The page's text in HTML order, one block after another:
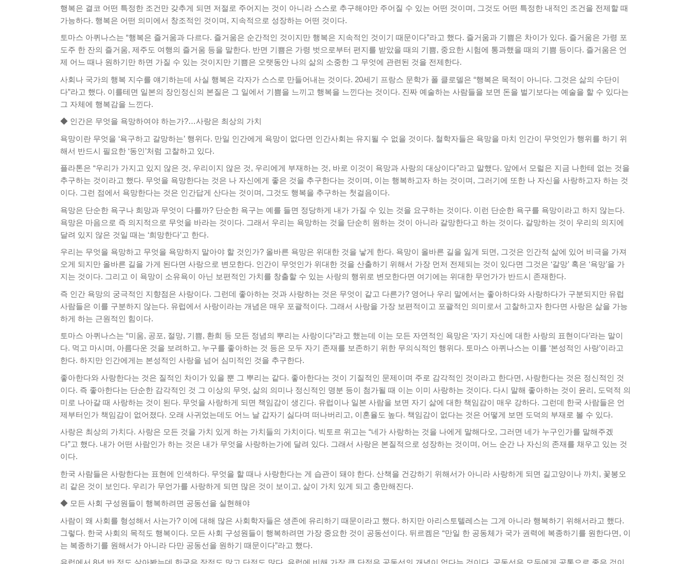
행복은 결코 어떤 특정한 조건만 갖추게 되면 저절로 주어지는 것이 아니라 스스로 추구해야만 주어질 수 있는 어떤 것이며, 그것도 어떤 특정한 내적인 조건을 전제할 때
가능하다. 행복은 어떤 의미에서 창조적인 것이며, 지속적으로 성장하는 어떤 것이다.
토마스 아퀴나스는 “행복은 즐거움과 다르다. 즐거움은 순간적인 것이지만 행복은 지속적인 것이기 때문이다”라고 했다. 즐거움과 기쁨은 차이가 있다. 즐거움은 가령 포
도주 한 잔의 즐거움, 제주도 여행의 즐거움 등을 말한다. 반면 기쁨은 가령 벗으로부터 편지를 받았을 때의 기쁨, 중요한 시험에 통과했을 때의 기쁨 등이다. 즐거움은 언
제 어느 때나 원하기만 하면 가질 수 있는 것이지만 기쁨은 오랫동안 나의 삶의 소중한 그 무엇에 관련된 것을 전제한다.
사회나 국가의 행복 지수를 얘기하는데 사실 행복은 각자가 스스로 만들어내는 것이다. 20세기 프랑스 문학가 폴 클로델은 “행복은 목적이 아니다. 그것은 삶의 수단이
다”라고 했다. 이를테면 일본의 장인정신의 본질은 그 일에서 기쁨을 느끼고 행복을 느낀다는 것이다. 진짜 예술하는 사람들을 보면 돈을 벌기보다는 예술을 할 수 있다는
그 자체에 행복감을 느낀다.
◆ 인간은 무엇을 욕망하여야 하는가?…사랑은 최상의 가치
욕망이란 무엇을 ‘욕구하고 갈망하는’ 행위다. 만일 인간에게 욕망이 없다면 인간사회는 유지될 수 없을 것이다. 철학자들은 욕망을 마치 인간이 무엇인가 행위를 하기 위
해서 반드시 필요한 ‘동인’처럼 고찰하고 있다.
플라톤은 “우리가 가지고 있지 않은 것, 우리이지 않은 것, 우리에게 부재하는 것, 바로 이것이 욕망과 사랑의 대상이다”라고 말했다. 앞에서 모럴은 지금 나한테 없는 것을
추구하는 것이라고 했다. 무엇을 욕망한다는 것은 나 자신에게 좋은 것을 추구한다는 것이며, 이는 행복하고자 하는 것이며, 그러기에 또한 나 자신을 사랑하고자 하는 것
이다. 그런 점에서 욕망한다는 것은 인간답게 산다는 것이며, 그것도 행복을 추구하는 첫걸음이다.
욕망은 단순한 욕구나 희망과 무엇이 다를까? 단순한 욕구는 예를 들면 정당하게 내가 가질 수 있는 것을 요구하는 것이다. 이런 단순한 욕구를 욕망이라고 하지 않는다.
욕망은 마음으로 즉 의지적으로 무엇을 바라는 것이다. 그래서 우리는 욕망하는 것을 단순히 원하는 것이 아니라 갈망한다고 하는 것이다. 갈망하는 것이 우리의 의지에
달려 있지 않은 것일 때는 ‘희망한다’고 한다.
우리는 무엇을 욕망하고 무엇을 욕망하지 말아야 할 것인가? 올바른 욕망은 위대한 것을 낳게 한다. 욕망이 올바른 길을 잃게 되면, 그것은 인간적 삶에 있어 비극을 가져
오게 되지만 올바른 길을 가게 된다면 사랑으로 변모한다. 인간이 무엇인가 위대한 것을 산출하기 위해서 가장 먼저 전제되는 것이 있다면 그것은 ‘갈망’ 혹은 ‘욕망’을 가
지는 것이다. 그리고 이 욕망이 소유욕이 아닌 보편적인 가치를 창출할 수 있는 사랑의 행위로 변모한다면 여기에는 위대한 무언가가 반드시 존재한다.
즉 인간 욕망의 궁극적인 지향점은 사랑이다. 그런데 좋아하는 것과 사랑하는 것은 무엇이 같고 다른가? 영어나 우리 말에서는 좋아하다와 사랑하다가 구분되지만 유럽
사람들은 이를 구분하지 않는다. 유럽에서 사랑이라는 개념은 매우 포괄적이다. 그래서 사랑을 가장 보편적이고 포괄적인 의미로서 고찰하고자 한다면 사랑은 삶을 가능
하게 하는 근원적인 힘이다.
토마스 아퀴나스는 “미움, 공포, 절망, 기쁨, 환희 등 모든 정념의 뿌리는 사랑이다”라고 했는데 이는 모든 자연적인 욕망은 ‘자기 자신에 대한 사랑의 표현이다’라는 말이
다. 먹고 마시며, 아름다운 것을 보려하고, 누구를 좋아하는 것 등은 모두 자기 존재를 보존하기 위한 무의식적인 행위다. 토마스 아퀴나스는 이를 ‘본성적인 사랑’이라고
한다. 하지만 인간에게는 본성적인 사랑을 넘어 심미적인 것을 추구한다.
좋아한다와 사랑한다는 것은 질적인 차이가 있을 뿐 그 뿌리는 같다. 좋아한다는 것이 기질적인 문제이며 주로 감각적인 것이라고 한다면, 사랑한다는 것은 정신적인 것
이다. 즉 좋아한다는 단순한 감각적인 것 그 이상의 무엇, 삶의 의미나 정신적인 명분 등이 첨가될 때 이는 이미 사랑하는 것이다. 다시 말해 좋아하는 것이 윤리, 도덕적 의
미로 나아갈 때 사랑하는 것이 된다. 무엇을 사랑하게 되면 책임감이 생긴다. 유럽이나 일본 사람을 보면 자기 삶에 대한 책임감이 매우 강하다. 그런데 한국 사람들은 언
제부터인가 책임감이 없어졌다. 오래 사귀었는데도 어느 날 갑자기 싫다며 떠나버리고, 이혼율도 높다. 책임감이 없다는 것은 어떻게 보면 도덕의 부재로 볼 수 있다.
사랑은 최상의 가치다. 사랑은 모든 것을 가치 있게 하는 가치들의 가치이다. 빅토르 위고는 “네가 사랑하는 것을 나에게 말해다오, 그러면 네가 누구인가를 말해주겠
다”고 했다. 내가 어떤 사람인가 하는 것은 내가 무엇을 사랑하는가에 달려 있다. 그래서 사랑은 본질적으로 성장하는 것이며, 어느 순간 나 자신의 존재를 채우고 있는 것
이다.
한국 사람들은 사랑한다는 표현에 인색하다. 무엇을 할 때나 사랑한다는 게 습관이 돼야 한다. 산책을 건강하기 위해서가 아니라 사랑하게 되면 길고양이나 까치, 꽃봉오
리 같은 것이 보인다. 우리가 무언가를 사랑하게 되면 많은 것이 보이고, 삶이 가치 있게 되고 충만해진다.
◆ 모든 사회 구성원들이 행복하려면 공동선을 실현해야
사람이 왜 사회를 형성해서 사는가? 이에 대해 많은 사회학자들은 생존에 유리하기 때문이라고 했다. 하지만 아리스토텔레스는 그게 아니라 행복하기 위해서라고 했다.
그렇다. 한국 사회의 목적도 행복이다. 모든 사회 구성원들이 행복하려면 가장 중요한 것이 공동선이다. 뒤르켐은 “만일 한 공동체가 국가 권력에 복종하기를 원한다면, 이
는 복종하기를 원해서가 아니라 다만 공동선을 원하기 때문이다”라고 했다.
유럽에서 8년 반 정도 살아봤는데 한국은 장점도 많고 단점도 많다. 유럽에 비해 가장 큰 단점은 공동선의 개념이 없다는 것이다. 공동선은 모두에게 공통으로 좋은 것이